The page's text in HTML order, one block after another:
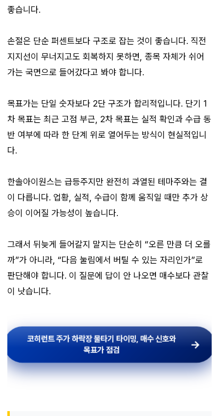
좋습니다.
손절은 단순 퍼센트보다 구조로 잡는 것이 좋습니다. 직전
지지선이 무너지고도 회복하지 못하면, 종목 자체가 쉬어
가는 국면으로 들어갔다고 봐야 합니다.
목표가는 단일 숫자보다 2단 구조가 합리적입니다. 단기 1
차 목표는 최근 고점 부근, 2차 목표는 실적 확인과 수급 동
반 여부에 따라 한 단계 위로 열어두는 방식이 현실적입니
다.
한솔아이원스는 급등주지만 완전히 과열된 테마주와는 결
이 다릅니다. 업황, 실적, 수급이 함께 움직일 때만 추가 상
승이 이어질 가능성이 높습니다.
그래서 뒤늦게 들어갈지 말지는 단순히 “오른 만큼 더 오를
까”가 아니라, “다음 눌림에서 버틸 수 있는 자리인가”로
판단해야 합니다. 이 질문에 답이 안 나오면 매수보다 관찰
이 낫습니다.
코히런트 주가 하락장 물타기 타이밍, 매수 신호와
목표가 점검